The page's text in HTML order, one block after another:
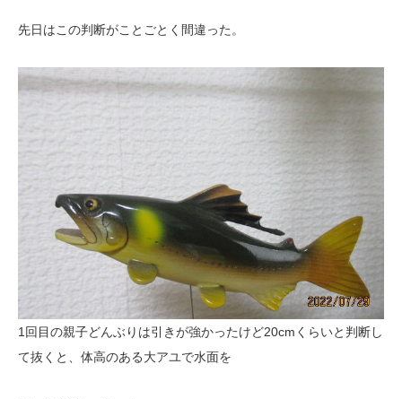
先日はこの判断がことごとく間違った。
1回目の親子どんぶりは引きが強かったけど20cmくらいと判断し
て抜くと、体高のある大アユで水面を